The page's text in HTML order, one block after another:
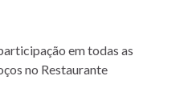
em todas as
no Restaurante